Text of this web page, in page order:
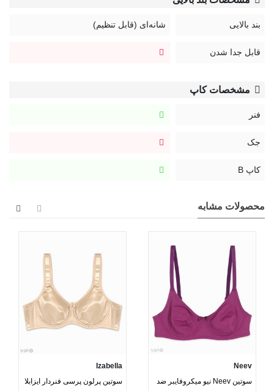
بند بالایی شانه‌ای (قابل تنظیم)
قابل جدا شدن
مشخصات کاپ
فنر
جک
کاپ B
محصولات مشابه
Neev
سوتین Neev نیو میکروفایبر ضد
Izabella
سوتین پرلون پرسی فنردار ایزابلا